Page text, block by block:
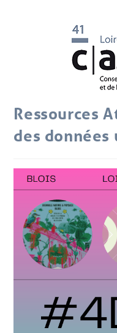
Ressources
des données